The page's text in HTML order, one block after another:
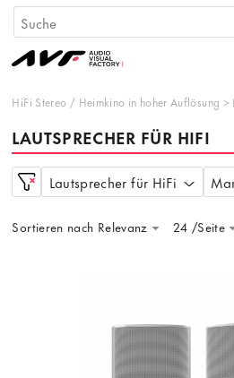
HiFi Stereo / Heimkino in hoher Auflösung >
LAUTSPRECHER FÜR HIFI
Lautsprecher für HiFi
Sortieren nach Relevanz 24 /Seite